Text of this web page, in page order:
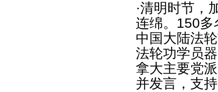
·清明时节，
连绵。150多
中国大陆法
法轮功学员
拿大主要党
并发言，支